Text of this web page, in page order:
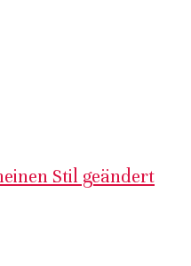
Stil geändert